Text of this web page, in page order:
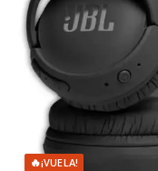
🔥¡VUELA!